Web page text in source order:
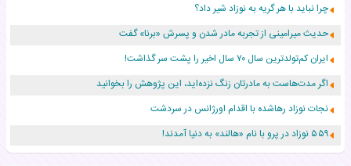
چرا نباید با هر گریه به نوزاد شیر داد؟
حدیث میرامینی از تجربه مادر شدن و پسرش «برنا» گفت
ایران کم‌تولدترین سال ۷۰ سال اخیر را پشت سر گذاشت!
اگر مدت‌هاست به مادرتان زنگ نزده‌اید، این پژوهش را بخوانید
نجات نوزاد رهاشده با اقدام اورژانس در سردشت
۵۵۹ نوزاد در پرو با نام «هالند» به دنیا آمدند!